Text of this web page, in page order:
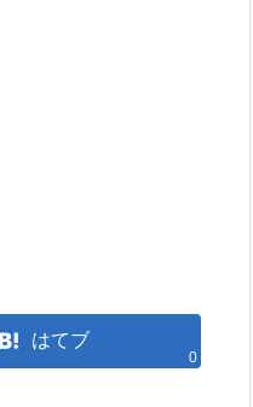
はてブ
0